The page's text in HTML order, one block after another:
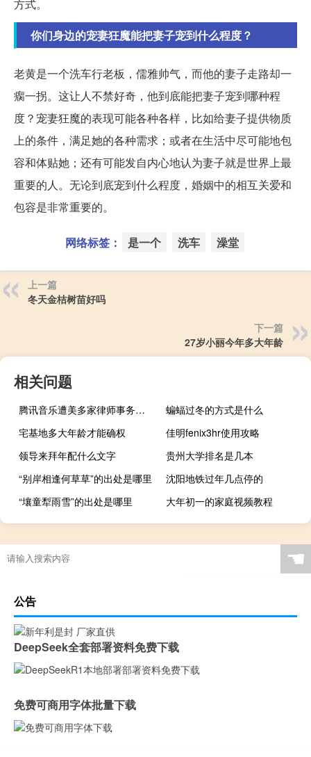
方式。
你们身边的宠妻狂魔能把妻子宠到什么程度？
老黄是一个洗车行老板，儒雅帅气，而他的妻子走路却一
瘸一拐。这让人不禁好奇，他到底能把妻子宠到哪种程
度？宠妻狂魔的表现可能各种各样，比如给妻子提供物质
上的条件，满足她的各种需求；或者在生活中尽可能地包
容和体贴她；还有可能发自内心地认为妻子就是世界上最
重要的人。无论到底宠到什么程度，婚姻中的相互关爱和
包容是非常重要的。
网络标签： 是一个 洗车 澡堂
上一篇
冬天金桔树苗好吗
下一篇
27岁小丽今年多大年龄
相关问题
腾讯音乐遭美多家律师事务所调查，涉嫌违反相关法律
蝙蝠过冬的方式是什么
宅基地多大年龄才能确权
佳明fenix3hr使用攻略
领导来拜年配什么文字
贵州大学排名是几本
“别岸相逢何草草”的出处是哪里
沈阳地铁过年几点停的
“壤童犁雨雪”的出处是哪里
大年初一的家庭视频教程
☚
公告
DeepSeek全套部署资料免费下载
免费可商用字体批量下载